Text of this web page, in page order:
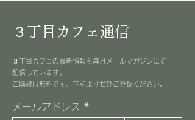
３丁目カフェ通信
３丁目カフェの最新情報を毎月メールマガジンにて
配信しています。
​ご購読は無料です。下記よりぜひご登録ください。
メールアドレス